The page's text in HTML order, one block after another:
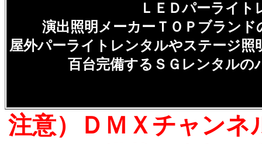
ＬＥＤパーライ
演出照明メーカーＴＯＰブラン
屋外パーライトレンタルやステージ
百台完備するＳＧレンタル
注意）ＤＭＸチャンネ